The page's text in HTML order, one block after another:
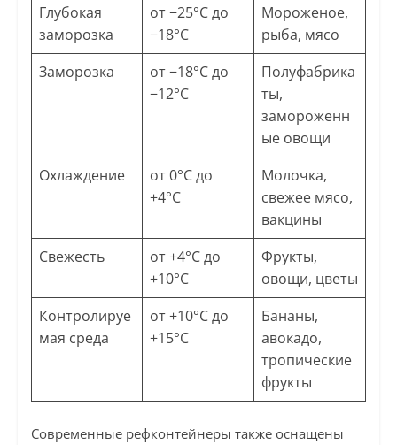
Глубокая
заморозка
от −25°C до
−18°C
Мороженое,
рыба, мясо
Заморозка
от −18°C до
−12°C
Полуфабрика
ты,
замороженн
ые овощи
Охлаждение
от 0°C до
+4°C
Молочка,
свежее мясо,
вакцины
Свежесть
от +4°C до
+10°C
Фрукты,
овощи, цветы
Контролируе
мая среда
от +10°C до
+15°C
Бананы,
авокадо,
тропические
фрукты
Современные рефконтейнеры также оснащены